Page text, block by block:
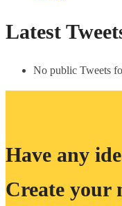
Latest
No public Tweets
Have any
Create your